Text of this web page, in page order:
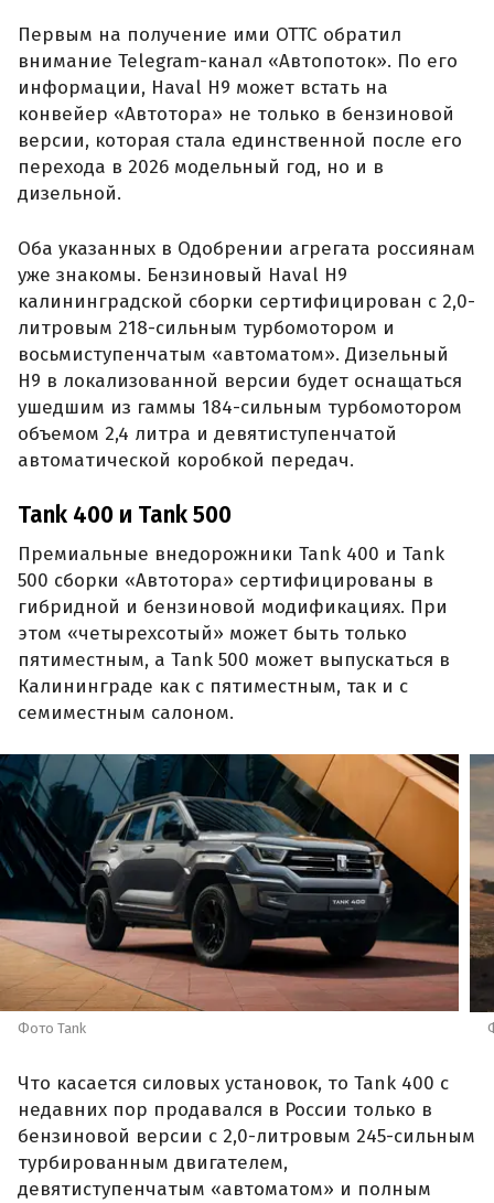
Первым на получение ими ОТТС обратил
внимание Telegram-канал «Автопоток». По его
информации, Haval H9 может встать на
конвейер «Автотора» не только в бензиновой
версии, которая стала единственной после его
перехода в 2026 модельный год, но и в
дизельной.
Оба указанных в Одобрении агрегата россиянам
уже знакомы. Бензиновый Haval H9
калининградской сборки сертифицирован с 2,0-
литровым 218-сильным турбомотором и
восьмиступенчатым «автоматом». Дизельный
H9 в локализованной версии будет оснащаться
ушедшим из гаммы 184-сильным турбомотором
объемом 2,4 литра и девятиступенчатой
автоматической коробкой передач.
Tank 400 и Tank 500
Премиальные внедорожники Tank 400 и Tank
500 сборки «Автотора» сертифицированы в
гибридной и бензиновой модификациях. При
этом «четырехсотый» может быть только
пятиместным, а Tank 500 может выпускаться в
Калининграде как с пятиместным, так и с
семиместным салоном.
Фото Tank
Что касается силовых установок, то Tank 400 с
недавних пор продавался в России только в
бензиновой версии с 2,0-литровым 245-сильным
турбированным двигателем,
девятиступенчатым «автоматом» и полным